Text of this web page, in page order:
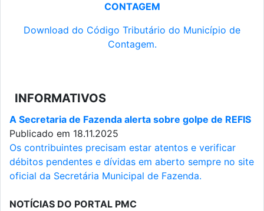
CONTAGEM
Download do Código Tributário do Município de
Contagem.
INFORMATIVOS
A Secretaria de Fazenda alerta sobre golpe de REFIS
Publicado em 18.11.2025
Os contribuintes precisam estar atentos e verificar
débitos pendentes e dívidas em aberto sempre no site
oficial da Secretária Municipal de Fazenda.
NOTÍCIAS DO PORTAL PMC